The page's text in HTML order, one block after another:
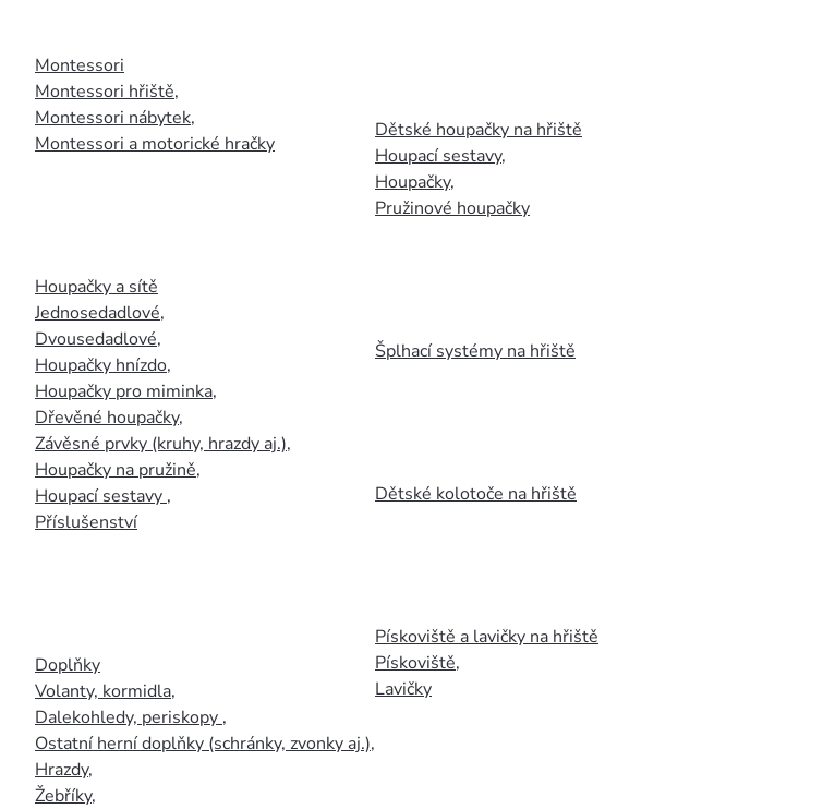
Montessori
Montessori hřiště,
Montessori nábytek,
Montessori a motorické hračky
Houpačky a sítě
Jednosedadlové,
Dvousedadlové,
Houpačky hnízdo,
Houpačky pro miminka,
Dřevěné houpačky,
Závěsné prvky (kruhy, hrazdy aj.),
Houpačky na pružině,
Houpací sestavy ,
Příslušenství
Doplňky
Volanty, kormidla,
Dalekohledy, periskopy ,
Ostatní herní doplňky (schránky, zvonky aj.),
Hrazdy,
Žebříky,
Dětské houpačky na hřiště
Houpací sestavy,
Houpačky,
Pružinové houpačky
Šplhací systémy na hřiště
Dětské kolotoče na hřiště
Pískoviště a lavičky na hřiště
Pískoviště,
Lavičky